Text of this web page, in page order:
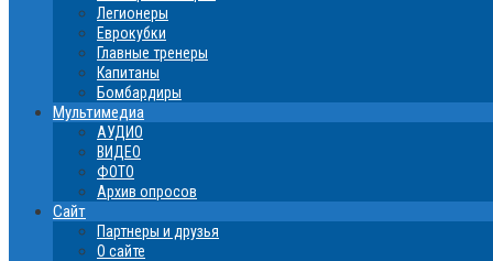
Легионеры
Еврокубки
Главные тренеры
Капитаны
Бомбардиры
Мультимедиа
АУДИО
ВИДЕО
ФОТО
Архив опросов
Сайт
Партнеры и друзья
О сайте